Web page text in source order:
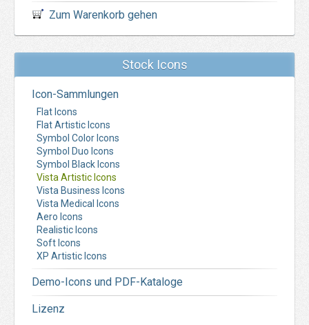
Zum Warenkorb gehen
Stock Icons
Icon-Sammlungen
Flat Icons
Flat Artistic Icons
Symbol Color Icons
Symbol Duo Icons
Symbol Black Icons
Vista Artistic Icons
Vista Business Icons
Vista Medical Icons
Aero Icons
Realistic Icons
Soft Icons
XP Artistic Icons
Demo-Icons und PDF-Kataloge
Lizenz